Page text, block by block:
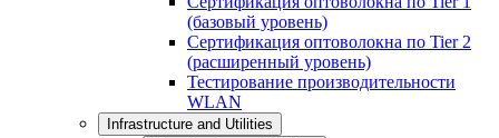
(базовый уровень)
Сертификация оптоволокна по Tier 2
(расширенный уровень)
Тестирование производительности
WLAN
Infrastructure and Utilities